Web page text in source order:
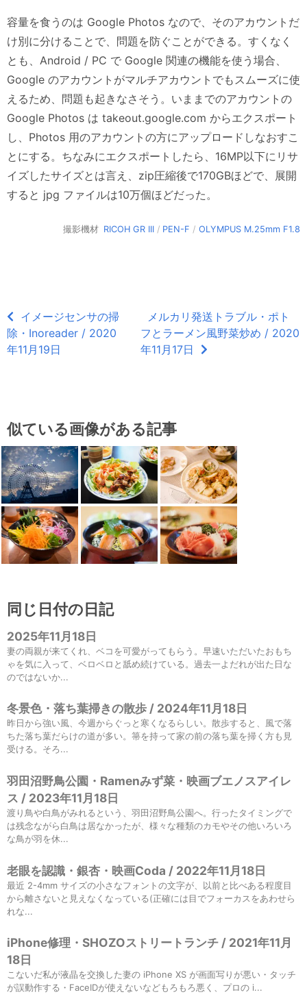
容量を食うのは Google Photos なので、そのアカウントだ
け別に分けることで、問題を防ぐことができる。すくなく
とも、Android / PC で Google 関連の機能を使う場合、
Google のアカウントがマルチアカウントでもスムーズに使
えるため、問題も起きなさそう。いままでのアカウントの
Google Photos は takeout.google.com からエクスポート
し、Photos 用のアカウントの方にアップロードしなおすこ
とにする。ちなみにエクスポートしたら、16MP以下にリサ
イズしたサイズとは言え、zip圧縮後で170GBほどで、展開
すると jpg ファイルは10万個ほどだった。
撮影機材 RICOH GR III / PEN-F / OLYMPUS M.25mm F1.8
イメージセンサの掃
除・Inoreader / 2020
年11月19日
メルカリ発送トラブル・ポト
フとラーメン風野菜炒め / 2020
年11月17日
似ている画像がある記事
同じ日付の日記
2025年11月18日
妻の両親が来てくれ、ベコを可愛がってもらう。早速いただいたおもち
ゃを気に入って、ベロベロと舐め続けている。過去一よだれが出た日な
のではないか...
冬景色・落ち葉掃きの散歩 / 2024年11月18日
昨日から強い風、今週からぐっと寒くなるらしい。散歩すると、風で落
ちた落ち葉だらけの道が多い。箒を持って家の前の落ち葉を掃く方も見
受ける。そろ...
羽田沼野鳥公園・Ramenみず菜・映画ブエノスアイレ
ス / 2023年11月18日
渡り鳥や白鳥がみれるという、羽田沼野鳥公園へ。行ったタイミングで
は残念ながら白鳥は居なかったが、様々な種類のカモやその他いろいろ
な鳥が羽を休...
老眼を認識・銀杏・映画Coda / 2022年11月18日
最近 2-4mm サイズの小さなフォントの文字が、以前と比べある程度目
から離さないと見えなくなっている(正確には目でフォーカスをあわせら
れな...
iPhone修理・SHOZOストリートランチ / 2021年11月
18日
こないだ私が液晶を交換した妻の iPhone XS が画面写りが悪い・タッチ
が誤動作する・FaceIDが使えないなどもろもろ悪く、プロの i...